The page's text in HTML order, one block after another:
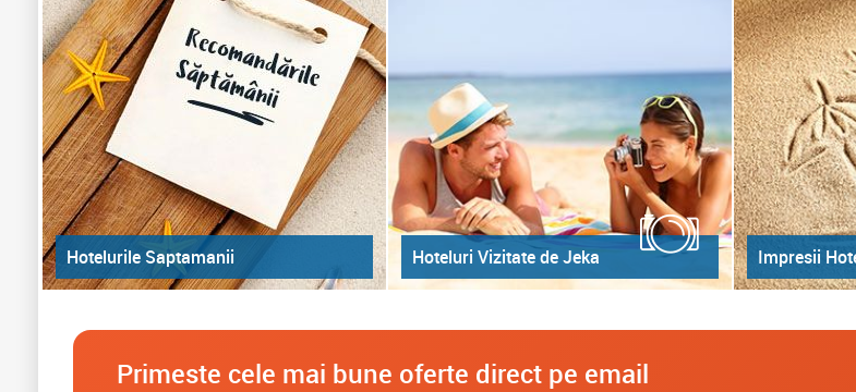
Hotelurile Saptamanii Hoteluri Vizitate de Jeka Impresii
Primeste cele mai bune oferte direct pe email